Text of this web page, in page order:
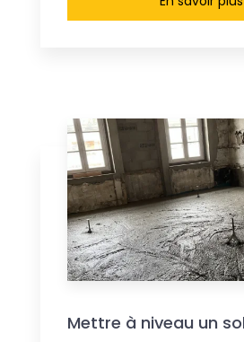
Mettre à niveau un